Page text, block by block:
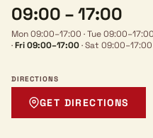
09:00 – 17:00
Mon 09:00–17:00 ·Tue 09:00–17:00
·Fri 09:00–17:00·Sat 09:00–17:00
DIRECTIONS
GET DIRECTIONS